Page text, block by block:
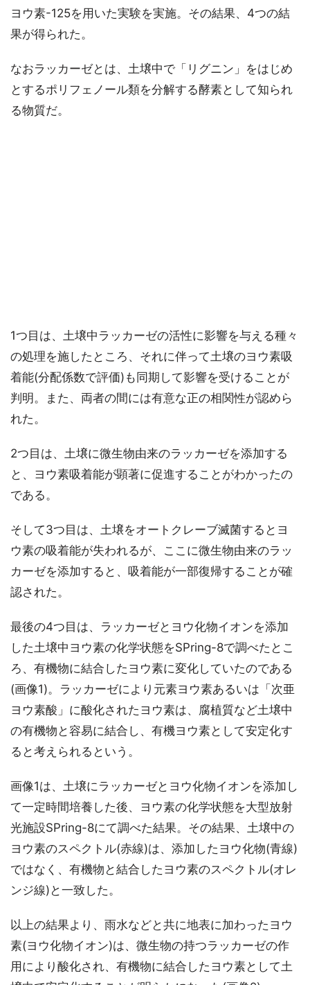
ヨウ素-125を用いた実験を実施。その結果、4つの結
果が得られた。
なおラッカーゼとは、土壌中で「リグニン」をはじめ
とするポリフェノール類を分解する酵素として知られ
る物質だ。
1つ目は、土壌中ラッカーゼの活性に影響を与える種々
の処理を施したところ、それに伴って土壌のヨウ素吸
着能(分配係数で評価)も同期して影響を受けることが
判明。また、両者の間には有意な正の相関性が認めら
れた。
2つ目は、土壌に微生物由来のラッカーゼを添加する
と、ヨウ素吸着能が顕著に促進することがわかったの
である。
そして3つ目は、土壌をオートクレーブ滅菌するとヨ
ウ素の吸着能が失われるが、ここに微生物由来のラッ
カーゼを添加すると、吸着能が一部復帰することが確
認された。
最後の4つ目は、ラッカーゼとヨウ化物イオンを添加
した土壌中ヨウ素の化学状態をSPring-8で調べたとこ
ろ、有機物に結合したヨウ素に変化していたのである
(画像1)。ラッカーゼにより元素ヨウ素あるいは「次亜
ヨウ素酸」に酸化されたヨウ素は、腐植質など土壌中
の有機物と容易に結合し、有機ヨウ素として安定化す
ると考えられるという。
画像1は、土壌にラッカーゼとヨウ化物イオンを添加し
て一定時間培養した後、ヨウ素の化学状態を大型放射
光施設SPring-8にて調べた結果。その結果、土壌中の
ヨウ素のスペクトル(赤線)は、添加したヨウ化物(青線)
ではなく、有機物と結合したヨウ素のスペクトル(オレ
ンジ線)と一致した。
以上の結果より、雨水などと共に地表に加わったヨウ
素(ヨウ化物イオン)は、微生物の持つラッカーゼの作
用により酸化され、有機物に結合したヨウ素として土